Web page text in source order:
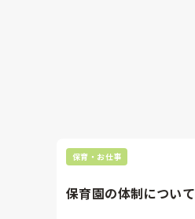
保育・お仕事
保育園の体制について